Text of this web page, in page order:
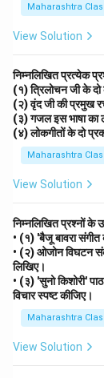
Maharashtra
View Solution
निम्नलिखित प्रत्येक
(१) त्रिलोचन जी के दो
(२) वृंद जी की प्रमुख
(३) गजल इस भाषा का
(४) लोकगीतों के दो
Maharashtra
View Solution
निम्नलिखित प्रश्नों के
• (१) 'बैजू बावरा संगीत
• (२) ओजोन विघटन
लिखिए।
• (३) 'सुनो किशोरी'
विचार स्पष्ट कीजिए।
Maharashtra
View Solution